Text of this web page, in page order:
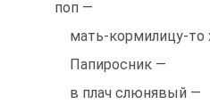
поп —
мать-кормилицу-то
Папиросник —
в плач слюнявый —